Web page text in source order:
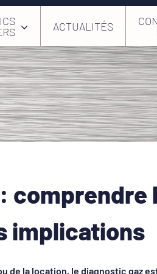
ACTUALITÉS
comprendre
implications
de la location, le diagnostic gaz